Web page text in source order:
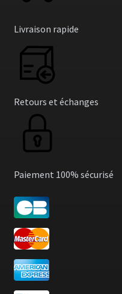
Livraison rapide
Retours et échanges
Paiement 100% sécurisé